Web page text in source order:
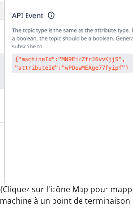
{Cliquez sur l'icône Map pour
machine à un point de terminaison